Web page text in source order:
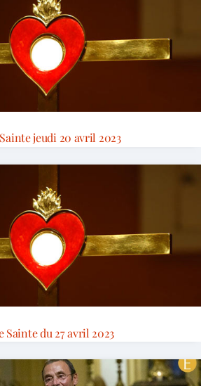
jeudi 20 avril 2023
Sainte du 27 avril 2023